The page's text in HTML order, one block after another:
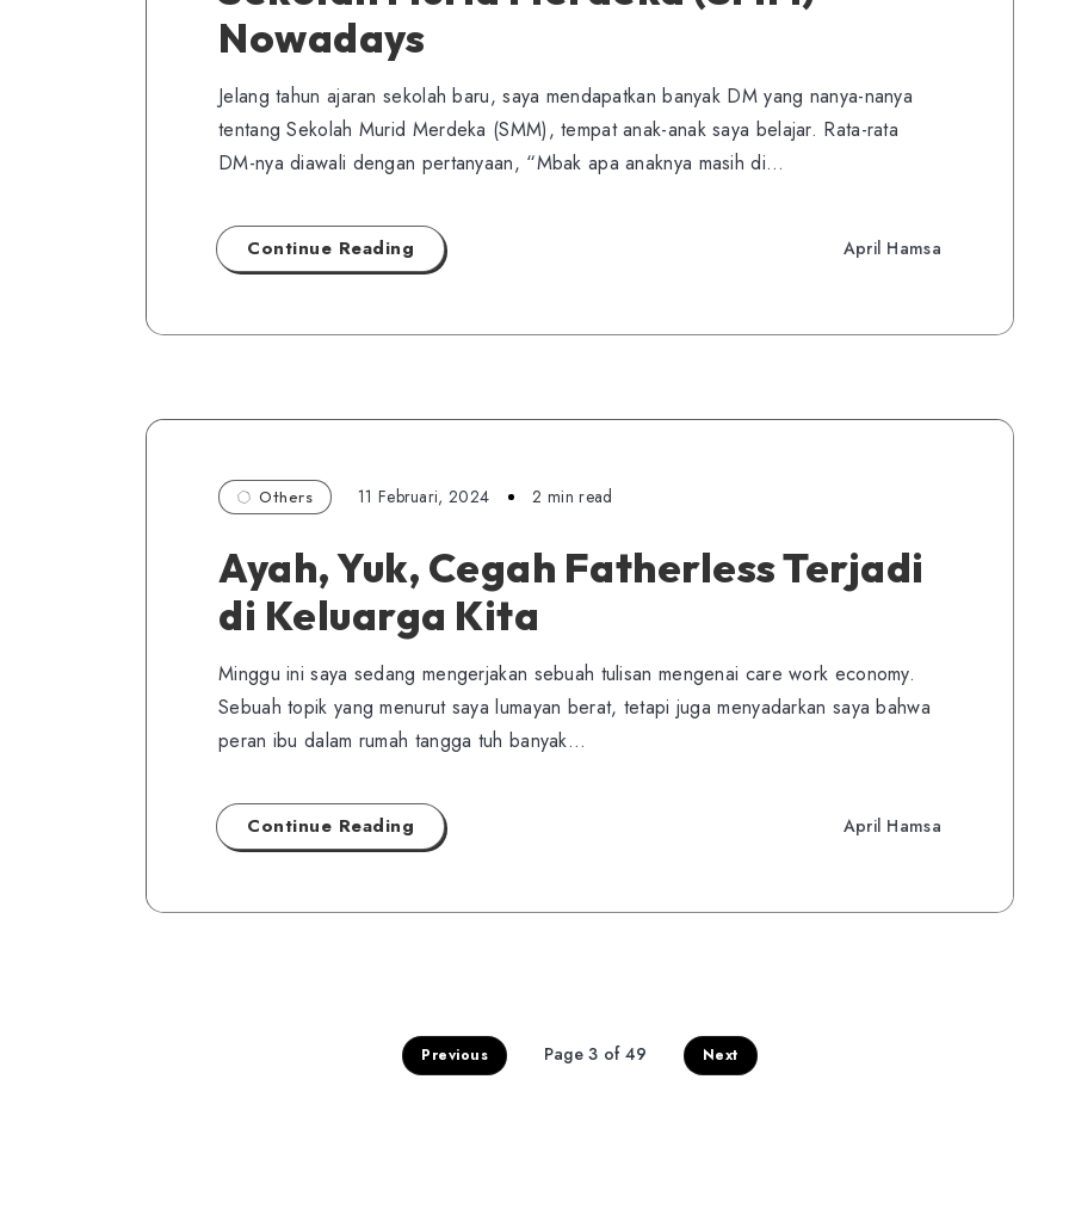
Nowadays
Jelang tahun ajaran sekolah baru, saya mendapatkan banyak DM yang nanya-nanya
tentang Sekolah Murid Merdeka (SMM), tempat anak-anak saya belajar. Rata-rata
DM-nya diawali dengan pertanyaan, “Mbak apa anaknya masih di…
Continue Reading April Hamsa
Others 11 Februari, 2024 2 min read
Ayah, Yuk, Cegah Fatherless Terjadi
di Keluarga Kita
Minggu ini saya sedang mengerjakan sebuah tulisan mengenai care work economy.
Sebuah topik yang menurut saya lumayan berat, tetapi juga menyadarkan saya bahwa
peran ibu dalam rumah tangga tuh banyak…
Continue Reading April Hamsa
Previous Page 3 of 49 Next